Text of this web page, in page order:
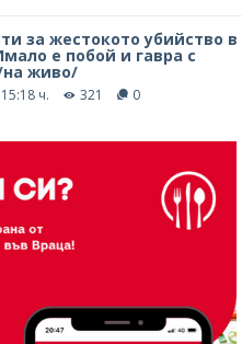
за жестокото убийство в
е побой и гавра с
живо/
ч. 321 0